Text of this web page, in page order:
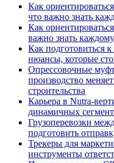
Как
что важно знать
Как
важно знать каждому
Как подготовиться
нюансы, которые
Опрессовочные
производство
строительства
Карьера в Nutra-
динамичных
Грузоперевозки
подготовить
Трекеры для
инструменты